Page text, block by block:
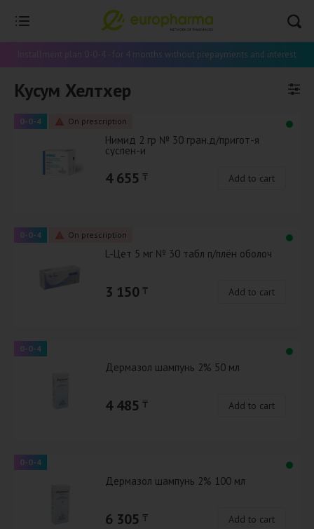
Installment plan 0-0-4 - for 4 months without prepayments and interest
Кусум Хелтхер
0-0-4 On prescription
Нимид 2 гр № 30 гран.д/пригот-я
суспен-и
4 655 ₸ Add to cart
0-0-4 On prescription
L-Цет 5 мг № 30 табл п/плён оболоч
3 150 ₸ Add to cart
0-0-4
Дермазол шампунь 2% 50 мл
4 485 ₸ Add to cart
0-0-4
Дермазол шампунь 2% 100 мл
6 305 ₸ Add to cart